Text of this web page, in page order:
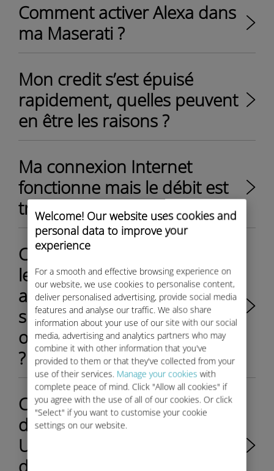
Welcome! Our website uses cookies and
personal data to improve your
experience
For a smooth and effective browsing experience on
our website, we use cookies to personalise content,
deliver personalised advertising, provide social media
features and analyse our traffic. We also share
information about your use of our site with our social
media, advertising and analytics partners who may
combine it with other information that you've
provided to them or that they've collected from your
use of their services. Manage your cookies with
complete peace of mind. Click "Allow all cookies" if
you agree with the use of all of our cookies. Or click
"Select" if you want to customise your cookie
settings on our website.
Comment activer Alexa dans
ma Maserati ?
Mon credit s’est épuisé
rapidement, quelles peuvent
en être les raisons ?
Ma connexion Internet
fonctionne mais le débit est
très lent. Que puis-je faire ?
Comment puis-je contrôler
les mises à jour
automatiques de mon
smartphone/tablette pour
optimiser mon bundle Ubigi
?
Comment réinitialiser le mot
de passe de mon compte
Ubigi pour ma Maserati
depuis mon appareil Android